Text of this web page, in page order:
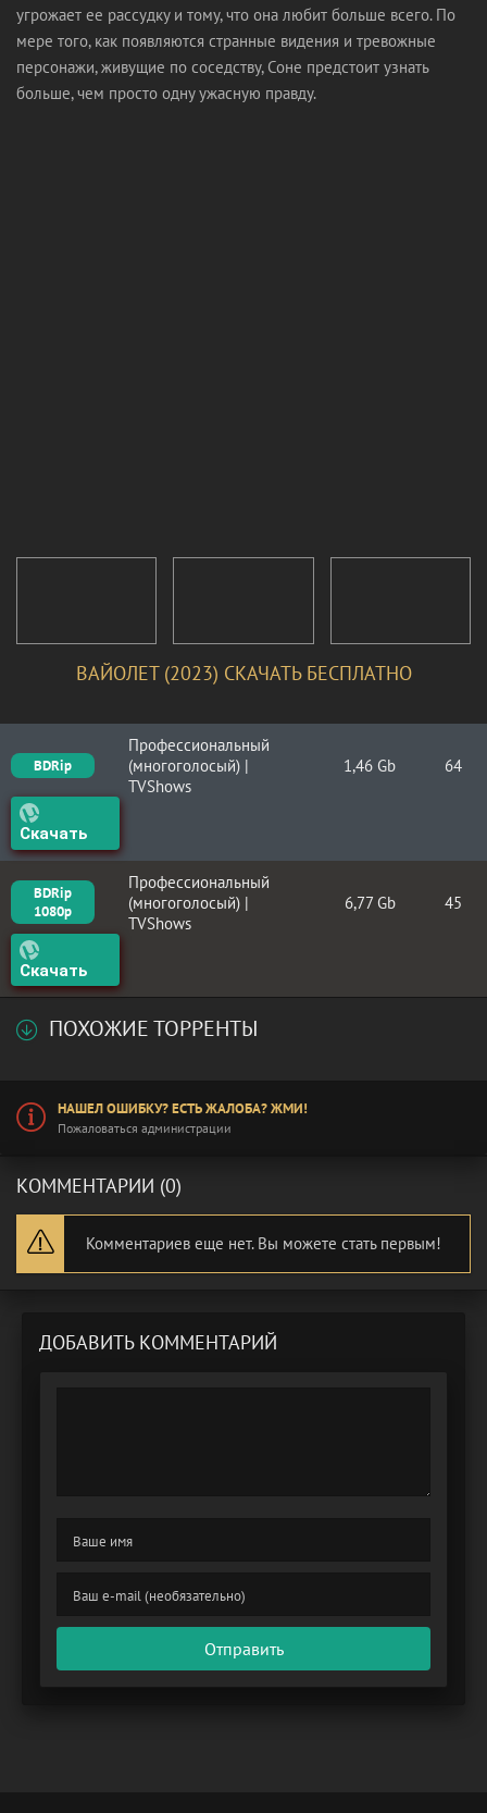
угрожает ее рассудку и тому, что она любит больше всего. По
мере того, как появляются странные видения и тревожные
персонажи, живущие по соседству, Соне предстоит узнать
больше, чем просто одну ужасную правду.
ВАЙОЛЕТ (2023) СКАЧАТЬ БЕСПЛАТНО
BDRip
Профессиональный
(многоголосый) |
TVShows
1,46 Gb 64
Скачать
BDRip
1080p
Профессиональный
(многоголосый) |
TVShows
6,77 Gb 45
Скачать
ПОХОЖИЕ ТОРРЕНТЫ
НАШЕЛ ОШИБКУ? ЕСТЬ ЖАЛОБА? ЖМИ!
Пожаловаться администрации
КОММЕНТАРИИ (0)
Комментариев еще нет. Вы можете стать первым!
ДОБАВИТЬ КОММЕНТАРИЙ
Отправить